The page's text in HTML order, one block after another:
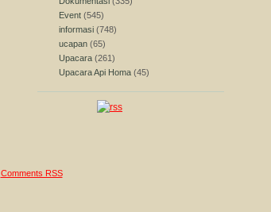
Event (545)
informasi (748)
ucapan (65)
Upacara (261)
Upacara Api Homa (45)
Comments RSS